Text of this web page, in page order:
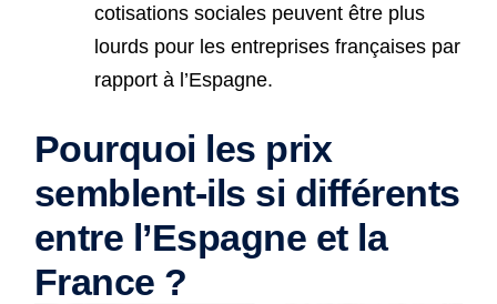
cotisations sociales peuvent être plus
lourds pour les entreprises françaises par
rapport à l’Espagne.
Pourquoi les prix
semblent-ils si différents
entre l’Espagne et la
France ?